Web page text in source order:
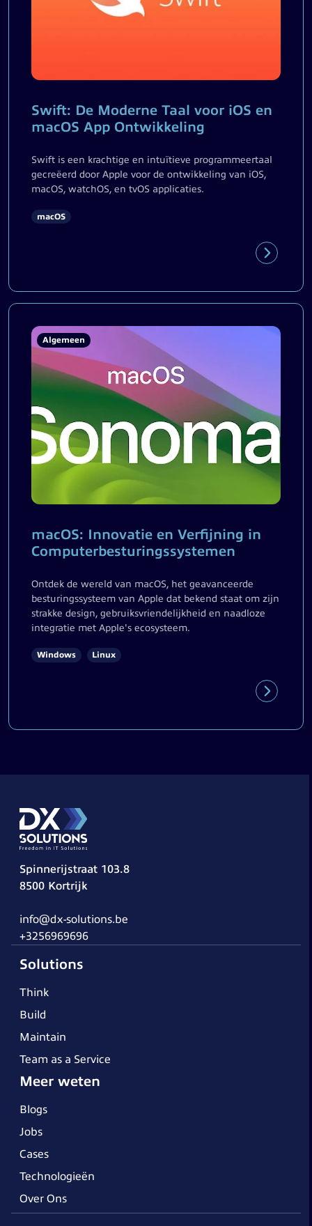
Swift: De Moderne Taal voor iOS en
macOS App Ontwikkeling
Swift is een krachtige en intuïtieve programmeertaal
gecreëerd door Apple voor de ontwikkeling van iOS,
macOS, watchOS, en tvOS applicaties.
macOS
Algemeen
macOS: Innovatie en Verfijning in
Computerbesturingssystemen
Ontdek de wereld van macOS, het geavanceerde
besturingssysteem van Apple dat bekend staat om zijn
strakke design, gebruiksvriendelijkheid en naadloze
integratie met Apple's ecosysteem.
Windows Linux
Spinnerijstraat 103.8
8500 Kortrijk
info@dx-solutions.be
+3256969696
Solutions
Think
Build
Maintain
Team as a Service
Meer weten
Blogs
Jobs
Cases
Technologieën
Over Ons